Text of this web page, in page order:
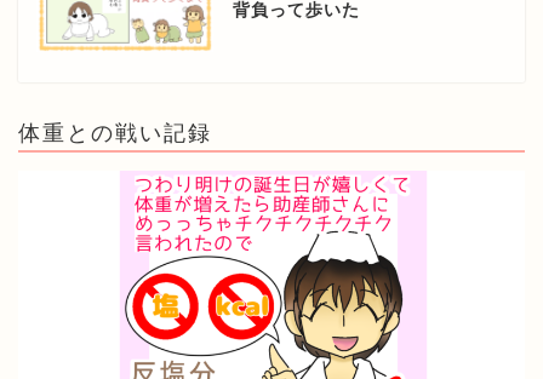
背負って歩いた
体重との戦い記録